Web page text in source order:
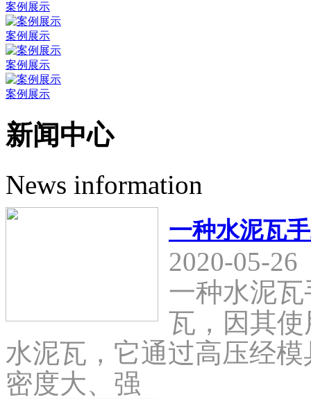
案例展示
案例展示
案例展示
案例展示
新闻中心
News information
一种水泥瓦
2020-05-26
一种水泥
瓦，因其
水泥瓦，它通过高压经
密度大、强